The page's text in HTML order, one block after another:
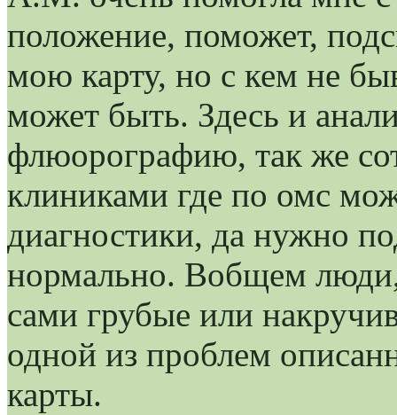
положение, поможет,
мою карту, но с кем не
может быть. Здесь и
флюорографию, так же
клиниками где по омс
диагностики, да нужно
нормально. Вобщем
сами грубые или
одной из проблем
карты.